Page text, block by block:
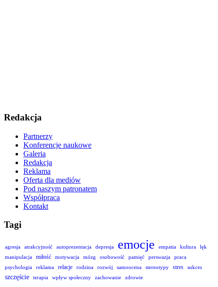
Redakcja
Partnerzy
Konferencje naukowe
Galeria
Redakcja
Reklama
Oferta dla mediów
Pod naszym patronatem
Współpraca
Kontakt
Tagi
agresja atrakcyjność autoprezentacja depresja emocje empatia kultura
lęk
manipulacja
miłość motywacja mózg osobowość pamięć perswazja
praca
psychologia
reklama relacje rodzina rozwój samoocena stereotypy stres sukces
szczęście terapia wpływ społeczny zachowanie zdrowie